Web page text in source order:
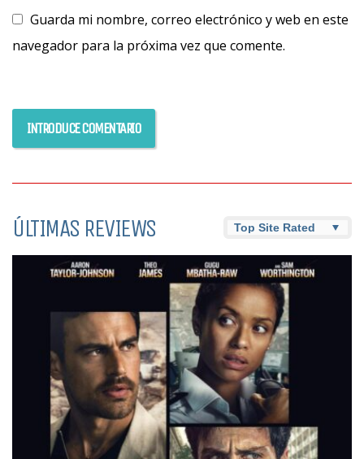
Guarda mi nombre, correo electrónico y web en este
navegador para la próxima vez que comente.
ÚLTIMAS REVIEWS